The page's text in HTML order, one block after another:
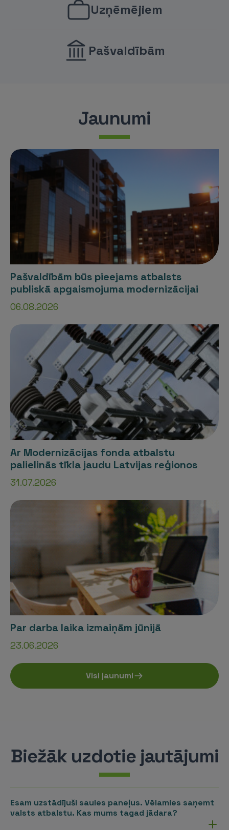
Uzņēmējiem
Pašvaldībām
Jaunumi
Pašvaldībām būs pieejams atbalsts
publiskā apgaismojuma modernizācijai
06.08.2026
Ar Modernizācijas fonda atbalstu
palielinās tīkla jaudu Latvijas reģionos
31.07.2026
Par darba laika izmaiņām jūnijā
23.06.2026
Visi jaunumi
Biežāk uzdotie jautājumi
Esam uzstādījuši saules paneļus. Vēlamies saņemt
valsts atbalstu. Kas mums tagad jādara?